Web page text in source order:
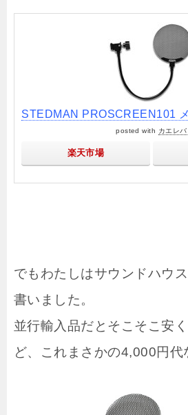
STEDMAN PROSCREEN101
posted with カエレバ
楽天市場
でもわたしはサウンドハウ
書いました。
並行輸入品だとそこそこ安
ど、これまさかの4,000円代